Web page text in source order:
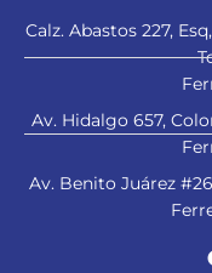
Calz. Abastos 227,
Av. Hidalgo 657,
Av. Benito Juárez